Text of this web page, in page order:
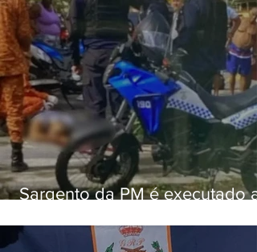
Sargento da PM é executado a
em Vaz Lobo